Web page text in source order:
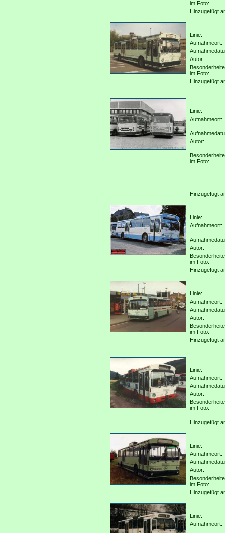
im Foto:
Hinzugefügt
Linie:
Aufnahmeort:
Autor:
im Foto:
Hinzugefügt
Linie:
Aufnahmeort:
Autor:
im Foto:
Hinzugefügt
Linie:
Aufnahmeort:
Autor:
im Foto:
Hinzugefügt
Linie:
Aufnahmeort:
Autor:
im Foto:
Hinzugefügt
Linie:
Aufnahmeort:
Autor:
im Foto:
Hinzugefügt
Linie:
Aufnahmeort:
Autor:
im Foto:
Hinzugefügt
Linie:
Aufnahmeort: